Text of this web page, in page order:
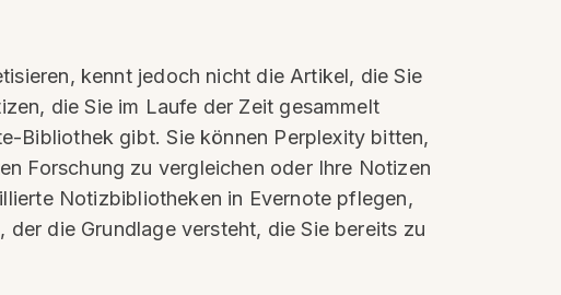
kennt jedoch nicht die Artikel, die Sie
die Sie im Laufe der Zeit gesammelt
Bibliothek gibt. Sie können Perplexity bitten,
Forschung zu vergleichen oder Ihre Notizen
Notizbibliotheken in Evernote pflegen,
die Grundlage versteht, die Sie bereits zu